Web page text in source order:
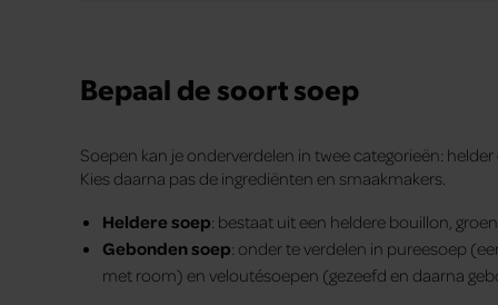
Bepaal de soort soep
Soepen kan je onderverdelen in twee categorieën:
Kies daarna pas de ingrediënten en smaakmakers.
Heldere soep: bestaat uit een heldere bouillon,
Gebonden soep: onder te verdelen in pureesoep
met room) en veloutésoepen (gezeefd en daarna